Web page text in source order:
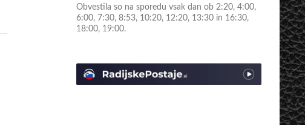
Obvestila so na sporedu vsak dan ob 2:20, 4:00,
6:00, 7:30, 8:53, 10:20, 12:20, 13:30 in 16:30,
18:00, 19:00.